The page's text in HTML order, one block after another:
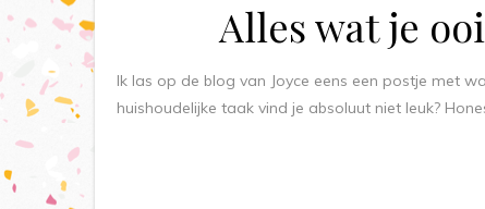
Alles wat je
Ik las op de blog van Joyce eens een postje met
huishoudelijke taak vind je absoluut niet leuk?